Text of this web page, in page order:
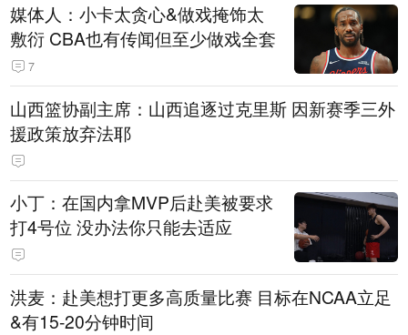
媒体人：小卡太贪心&做戏掩饰太
敷衍 CBA也有传闻但至少做戏全套
7
山西篮协副主席：山西追逐过克里斯 因新赛季三外
援政策放弃法耶
小丁：在国内拿MVP后赴美被要求
打4号位 没办法你只能去适应
洪麦：赴美想打更多高质量比赛 目标在NCAA立足
&有15-20分钟时间